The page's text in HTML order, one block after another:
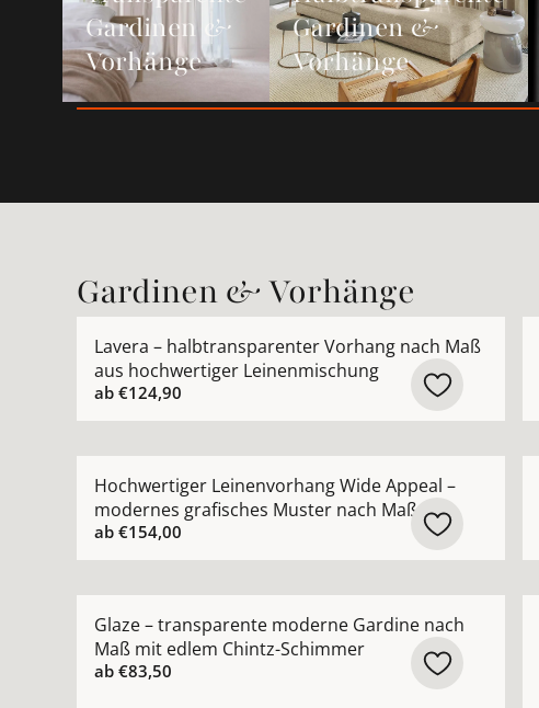
Gardinen &
Vorhänge
Gardinen &
Vorhänge
Gardinen & Vorhänge
Lavera – halbtransparenter Vorhang nach Maß
aus hochwertiger Leinenmischung
ab €124,90
Hochwertiger Leinenvorhang Wide Appeal –
modernes grafisches Muster nach Maß
ab €154,00
Glaze – transparente moderne Gardine nach
Maß mit edlem Chintz-Schimmer
ab €83,50